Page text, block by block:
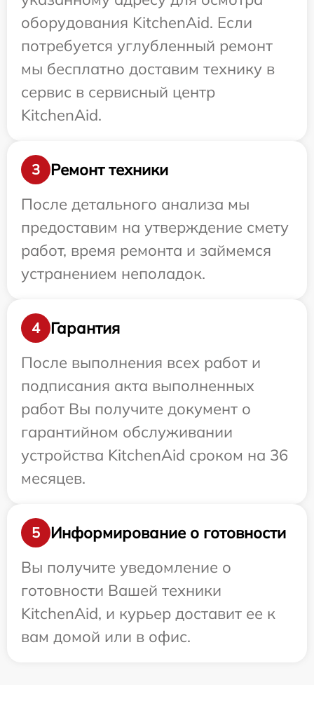
оборудования KitchenAid. Если
потребуется углубленный ремонт
мы бесплатно доставим технику в
сервис в сервисный центр
KitchenAid.
3
Ремонт техники
После детального анализа мы
предоставим на утверждение смету
работ, время ремонта и займемся
устранением неполадок.
4
Гарантия
После выполнения всех работ и
подписания акта выполненных
работ Вы получите документ о
гарантийном обслуживании
устройства KitchenAid сроком на 36
месяцев.
5
Информирование о готовности
Вы получите уведомление о
готовности Вашей техники
KitchenAid, и курьер доставит ее к
вам домой или в офис.